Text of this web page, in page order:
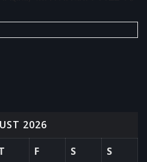
2026
F S
S